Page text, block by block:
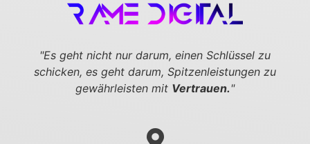
"Es geht nicht nur darum, einen Schlüssel zu
schicken, es geht darum, Spitzenleistungen zu
gewährleisten mit Vertrauen."